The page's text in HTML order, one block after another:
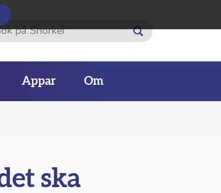
Sök
Appar Om
ska